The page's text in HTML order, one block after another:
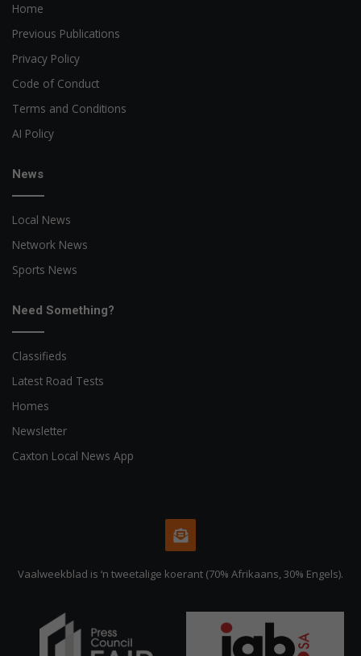
Home
Previous Publications
Privacy Policy
Code of Conduct
Terms and Conditions
AI Policy
News
Local News
Network News
Sports News
Need Something?
Classifieds
Latest Road Tests
Homes
Newsletter
Caxton Local News App
Vaalweekblad is ‘n tweetalige koerant (70% Afrikaans, 30% Engels).